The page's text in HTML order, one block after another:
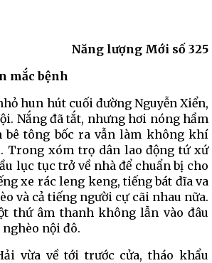
Năng lượng Mới số 325
mắc bệnh
hun hút cuối đường Nguyễn Xiển,
Nắng đã tắt, nhưng hơi nóng hầm
bê tông bốc ra vẫn làm không khí
Trong xóm trọ dân lao động tứ xứ
lục tục trở về nhà để chuẩn bị cho
xe rác leng keng, tiếng bát đĩa va
và cả tiếng người cự cãi nhau nữa.
thứ âm thanh không lẫn vào đâu
nội đô.
vừa về tới trước cửa, tháo khẩu